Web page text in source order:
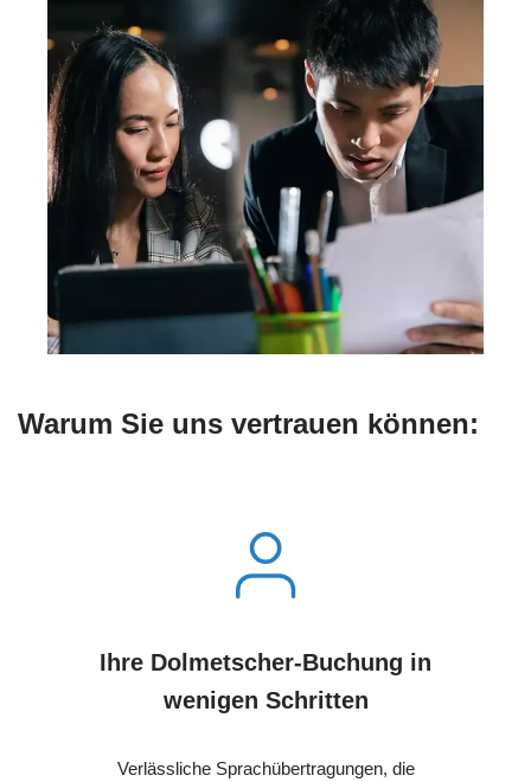
Warum Sie uns vertrauen können:
Ihre Dolmetscher-Buchung in
wenigen Schritten
Verlässliche Sprachübertragungen, die